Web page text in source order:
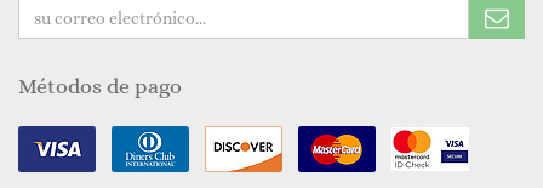
Métodos de pago